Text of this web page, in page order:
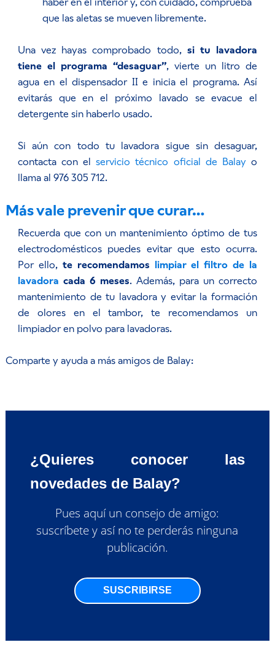
que las aletas se mueven libremente.
Una vez hayas comprobado todo, si tu lavadora
tiene el programa “desaguar”, vierte un litro de
agua en el dispensador II e inicia el programa. Así
evitarás que en el próximo lavado se evacue el
detergente sin haberlo usado.
Si aún con todo tu lavadora sigue sin desaguar,
contacta con elservicio técnico oficial de Balayo
llama al 976 305 712.
Más vale prevenir que curar…
Recuerda que con un mantenimiento óptimo de tus
electrodomésticos puedes evitar que esto ocurra.
Por ello, te recomendamos limpiar el filtro de la
lavadora cada 6 meses. Además, para un correcto
mantenimiento de tu lavadora y evitar la formación
de olores en el tambor, te recomendamos un
limpiador en polvo para lavadoras.
Comparte y ayuda a más amigos de Balay:
¿Quieres conocer las
novedades de Balay?
Pues aquí un consejo de amigo:
suscríbete y así no te perderás ninguna
publicación.
SUSCRIBIRSE